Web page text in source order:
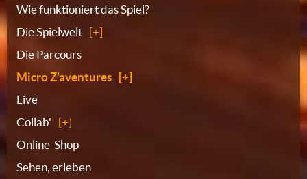
Sitemap
Wie funktioniert das Spiel?
Die Spielwelt
Die Parcours
Micro Z'aventures
Live
Collab'
Online-Shop
Sehen, erleben